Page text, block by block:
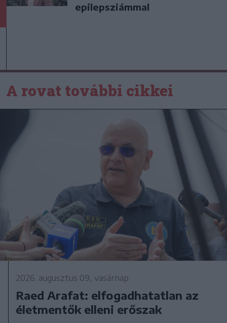
epilepsziámmal
A rovat további cikkei
2026. augusztus 09., vasárnap
Raed Arafat: elfogadhatatlan az
életmentők elleni erőszak